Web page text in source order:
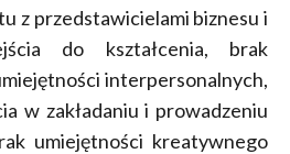
z przedstawicielami biznesu i
do kształcenia, brak
interpersonalnych,
w zakładaniu i prowadzeniu
umiejętności kreatywnego